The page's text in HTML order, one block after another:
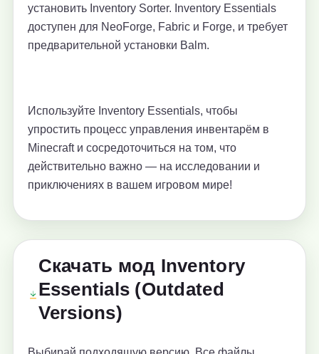
установить Inventory Sorter. Inventory Essentials
доступен для NeoForge, Fabric и Forge, и требует
предварительной установки Balm.
Используйте Inventory Essentials, чтобы
упростить процесс управления инвентарём в
Minecraft и сосредоточиться на том, что
действительно важно — на исследовании и
приключениях в вашем игровом мире!
Скачать мод Inventory
Essentials (Outdated
Versions)